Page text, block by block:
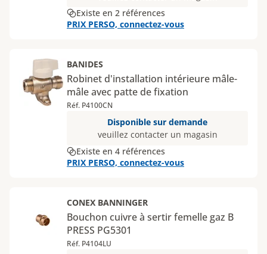
Existe en 2 références
PRIX PERSO, connectez-vous
BANIDES
Robinet d'installation intérieure mâle-
mâle avec patte de fixation
Réf. P4100CN
Disponible sur demande
veuillez contacter un magasin
Existe en 4 références
PRIX PERSO, connectez-vous
CONEX BANNINGER
Bouchon cuivre à sertir femelle gaz B
PRESS PG5301
Réf. P4104LU